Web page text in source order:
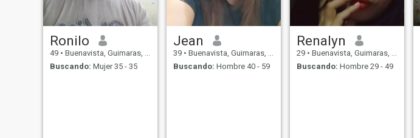
Ronilo
49 • Buenavista, Guimaras, Filipinas
Buscando: Mujer 35 - 35
Jean
39 • Buenavista, Guimaras, Filipinas
Buscando: Hombre 40 - 59
Renalyn
29 • Buenavista, Guimaras, Filipinas
Buscando: Hombre 29 - 49